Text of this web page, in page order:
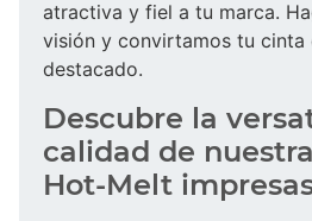
atractiva y fiel a tu marca.
visión y convirtamos tu cinta
destacado.
Descubre la
calidad de
Hot-Melt